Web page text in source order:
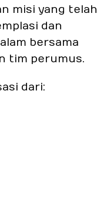
misi yang telah
dan
bersama
tim perumus.
dari: